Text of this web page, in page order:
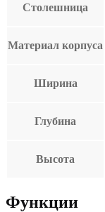
Столешница
Материал корпуса
Ширина
Глубина
Высота
Функции